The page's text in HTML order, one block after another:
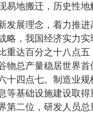
易地搬迁，历史性
展理念，着力推进
略，我国经济实力
重达百分之十八点
物总产量稳居世界
十四点七。制造业
等基础设施建设取
第二位，研发人员